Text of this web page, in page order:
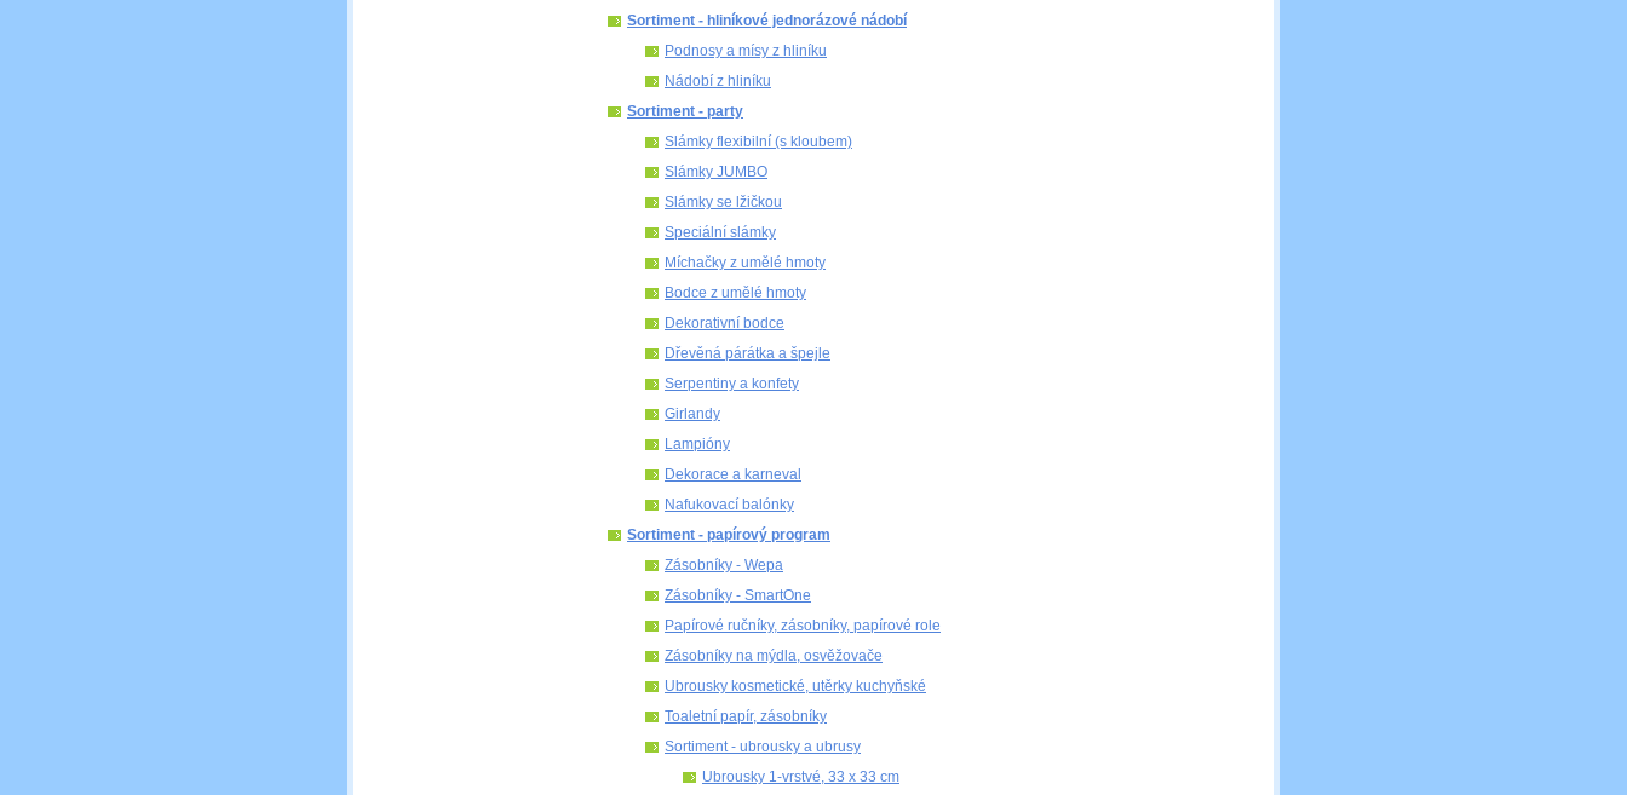
Sortiment - hliníkové jednorázové nádobí
Podnosy a mísy z hliníku
Nádobí z hliníku
Sortiment - party
Slámky flexibilní (s kloubem)
Slámky JUMBO
Slámky se lžičkou
Speciální slámky
Míchačky z umělé hmoty
Bodce z umělé hmoty
Dekorativní bodce
Dřevěná párátka a špejle
Serpentiny a konfety
Girlandy
Lampióny
Dekorace a karneval
Nafukovací balónky
Sortiment - papírový program
Zásobníky - Wepa
Zásobníky - SmartOne
Papírové ručníky, zásobníky, papírové role
Zásobníky na mýdla, osvěžovače
Ubrousky kosmetické, utěrky kuchyňské
Toaletní papír, zásobníky
Sortiment - ubrousky a ubrusy
Ubrousky 1-vrstvé, 33 x 33 cm